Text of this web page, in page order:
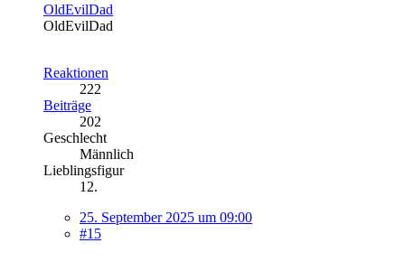
OldEvilDad
OldEvilDad
Reaktionen
222
Beiträge
202
Geschlecht
Männlich
Lieblingsfigur
12.
25. September 2025 um 09:00
#15